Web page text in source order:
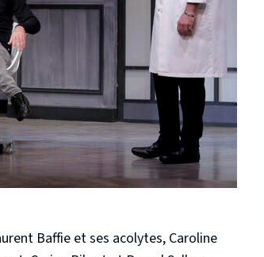
Baffie et ses acolytes, Caroline